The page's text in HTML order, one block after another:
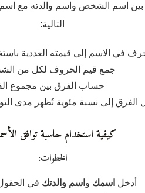
بين اسم الشخص واسم والدته مع
التالية:
في الاسم إلى قيمته العددية
جمع قيم الحروف لكل من
حساب الفرق بين مجموع
الفرق إلى نسبة مئوية تُظهر مدى
كيفية استخدام حاسبة توافق
الخطوات:
أدخل اسمك و اسم والدتك في